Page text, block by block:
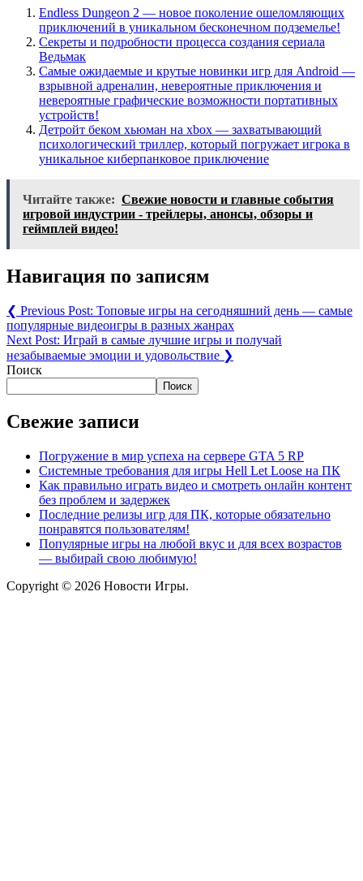
Endless Dungeon 2 — новое поколение ошеломляющих
приключений в уникальном бесконечном подземелье!
Секреты и подробности процесса создания сериала
Ведьмак
Самые ожидаемые и крутые новинки игр для Android —
взрывной адреналин, невероятные приключения и
невероятные графические возможности портативных
устройств!
Детройт беком хьюман на xbox — захватывающий
психологический триллер, который погружает игрока в
уникальное киберпанковое приключение
Читайте также: Свежие новости и главные события
игровой индустрии - трейлеры, анонсы, обзоры и
геймплей видео!
Навигация по записям
❮ Previous Post: Топовые игры на сегодняшний день — самые
популярные видеоигры в разных жанрах
Next Post: Играй в самые лучшие игры и получай
незабываемые эмоции и удовольствие ❯
Поиск
Поиск
Свежие записи
Погружение в мир успеха на сервере GTA 5 RP
Системные требования для игры Hell Let Loose на ПК
Как правильно играть видео и смотреть онлайн контент
без проблем и задержек
Последние релизы игр для ПК, которые обязательно
понравятся пользователям!
Популярные игры на любой вкус и для всех возрастов
— выбирай свою любимую!
Copyright © 2026 Новости Игры.